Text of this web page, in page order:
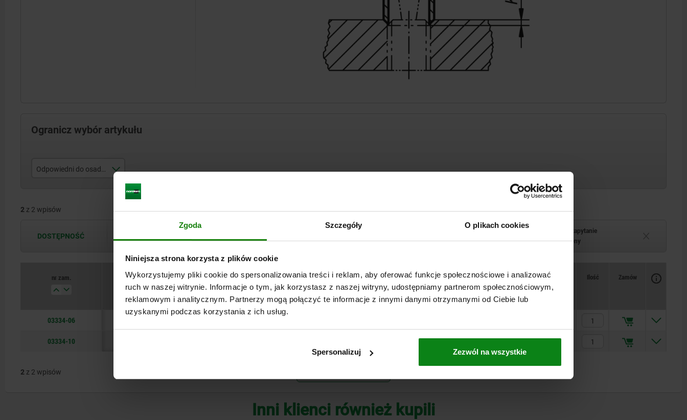
Zgoda Szczegóły O plikach cookies
Niniejsza strona korzysta z plików cookie
Wykorzystujemy pliki cookie do spersonalizowania treści i reklam, aby oferować funkcje społecznościowe i analizować
ruch w naszej witrynie. Informacje o tym, jak korzystasz z naszej witryny, udostępniamy partnerom społecznościowym,
reklamowym i analitycznym. Partnerzy mogą połączyć te informacje z innymi danymi otrzymanymi od Ciebie lub
uzyskanymi podczas korzystania z ich usług.
Spersonalizuj Zezwól na wszystkie
Ogranicz wybór artykułu
M18
2 z 2 wpisów POWIĘKSZ TABELĘ
DOSTĘPNOŚĆ
Termin dostawy na zapytanie
Wysyłka w ciągu 1–2 tygodni
Chwilowo niedostępny
nr zam.
Odpowiedni do osadzania docisków bocznych z D
CAD
Dostępność
Cena
Ilość Zamów
03334-06
03334-10 85,56 PLN
2 z 2 wpisów
Inni klienci również kupili